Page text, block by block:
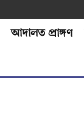
আদালত প্রাঙ্গণ